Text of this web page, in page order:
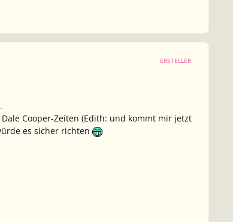
ERSTELLER
Cooper-Zeiten (Edith: und kommt mir jetzt
es sicher richten